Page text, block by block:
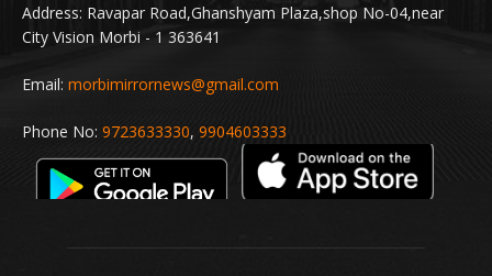
Address: Ravapar Road,Ghanshyam Plaza,shop No-04,near
City Vision Morbi - 1 363641
Email: morbimirrornews@gmail.com
Phone No: 9723633330, 9904603333